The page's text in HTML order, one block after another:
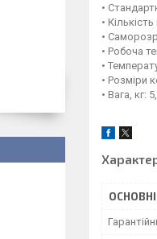
•
•
•
• Робоча
•
• Розміри
• Вага, кг: